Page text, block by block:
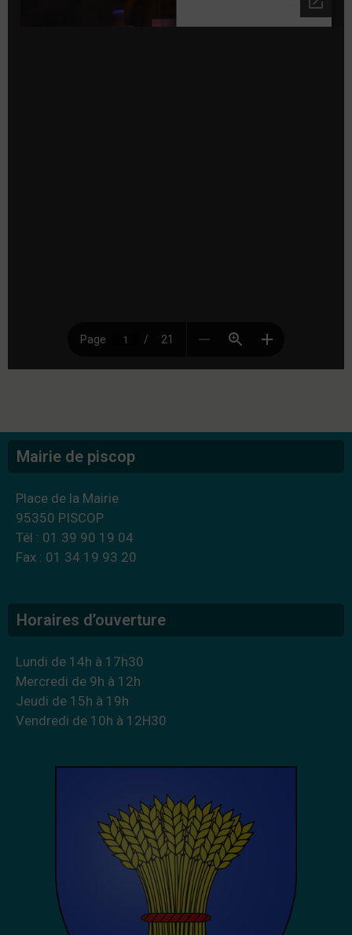
Mairie de piscop
Place de la Mairie
95350 PISCOP
Tél : 01 39 90 19 04
Fax : 01 34 19 93 20
Horaires d’ouverture
Lundi de 14h à 17h30
Mercredi de 9h à 12h
Jeudi de 15h à 19h
Vendredi de 10h à 12H30